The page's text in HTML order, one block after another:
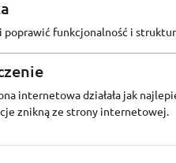
poprawić funkcjonalność i
internetowa działała jak
znikną ze strony internetowej.